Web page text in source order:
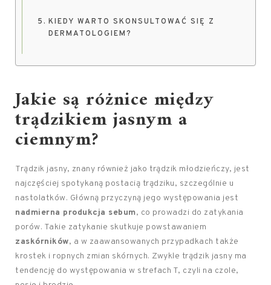
KIEDY WARTO SKONSULTOWAĆ SIĘ Z
DERMATOLOGIEM?
Jakie są różnice między
trądzikiem jasnym a
ciemnym?
Trądzik jasny, znany również jako trądzik młodzieńczy, jest
najczęściej spotykaną postacią trądziku, szczególnie u
nastolatków. Główną przyczyną jego występowania jest
nadmierna produkcja sebum, co prowadzi do zatykania
porów. Takie zatykanie skutkuje powstawaniem
zaskórników, a w zaawansowanych przypadkach także
krostek i ropnych zmian skórnych. Zwykle trądzik jasny ma
tendencję do występowania w strefach T, czyli na czole,